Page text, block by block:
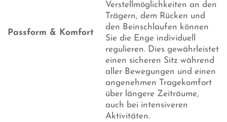
Passform & Komfort
Verstellmöglichkeiten an den
Trägern, dem Rücken und
den Beinschlaufen können
Sie die Enge individuell
regulieren. Dies gewährleistet
einen sicheren Sitz während
aller Bewegungen und einen
angenehmen Tragekomfort
über längere Zeiträume,
auch bei intensiveren
Aktivitäten.